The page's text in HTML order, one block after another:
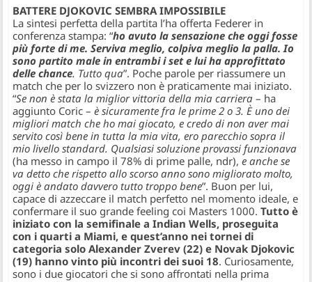
BATTERE DJOKOVIC SEMBRA IMPOSSIBILE
La sintesi perfetta della partita l’ha offerta Federer in
conferenza stampa: “ho avuto la sensazione che oggi fosse
più forte di me. Serviva meglio, colpiva meglio la palla. Io
sono partito male in entrambi i set e lui ha approfittato
delle chance. Tutto qua”. Poche parole per riassumere un
match che per lo svizzero non è praticamente mai iniziato.
“Se non è stata la miglior vittoria della mia carriera – ha
aggiunto Coric –è sicuramente fra le prime 2 o 3. È uno dei
migliori match che ho mai giocato, e credo di non aver mai
servito così bene in tutta la mia vita, ero parecchio sopra il
mio livello standard. Qualsiasi soluzione provassi funzionava
(ha messo in campo il 78% di prime palle, ndr),e anche se
va detto che rispetto allo scorso anno sono migliorato molto,
oggi è andato davvero tutto troppo bene”. Buon per lui,
capace di azzeccare il match perfetto nel momento ideale, e
confermare il suo grande feeling coi Masters 1000.Tutto è
iniziato con la semifinale a Indian Wells, proseguita
con i quarti a Miami, e quest’anno nei tornei di
categoria solo Alexander Zverev (22) e Novak Djokovic
(19) hanno vinto più incontri dei suoi 18. Curiosamente,
sono i due giocatori che si sono affrontati nella prima